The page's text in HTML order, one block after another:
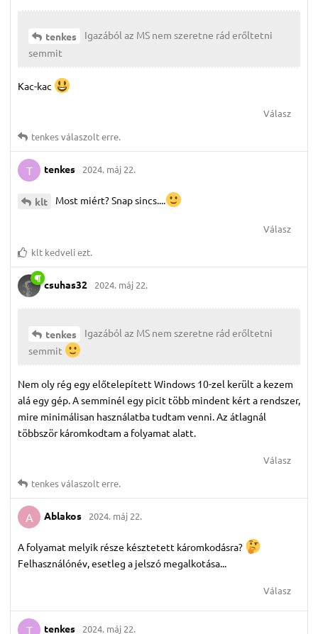
tenkes
Igazából az MS nem szeretne rád erőltetni
semmit
Kac-kac
Válasz
tenkesválaszolt erre.
T tenkes 2024. máj 22.
klt Most miért? Snap sincs....
Válasz
klt kedveli ezt.
csuhas32 2024. máj 22.
tenkes
Igazából az MS nem szeretne rád erőltetni
semmit
Nem oly rég egy előtelepített Windows 10-zel került a kezem
alá egy gép. A semminél egy picit több mindent kért a rendszer,
mire minimálisan használatba tudtam venni. Az átlagnál
többször káromkodtam a folyamat alatt.
Válasz
tenkesválaszolt erre.
A Ablakos 2024. máj 22.
A folyamat melyik része késztetett káromkodásra?
Felhasználónév, esetleg a jelszó megalkotása...
Válasz
T tenkes 2024. máj 22.